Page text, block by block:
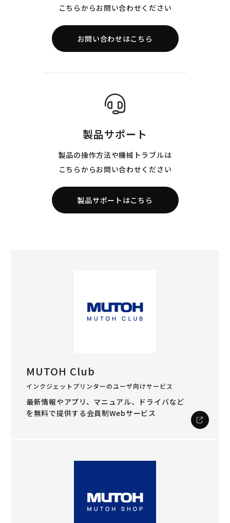
こちらからお問い合わせください
お問い合わせはこちら
製品サポート
製品の操作方法や機械トラブルは
こちらからお問い合わせください
製品サポートはこちら
MUTOH Club
インクジェットプリンターのユーザ向けサービス
最新情報やアプリ、マニュアル、ドライバなど
を無料で提供する会員制Webサービス